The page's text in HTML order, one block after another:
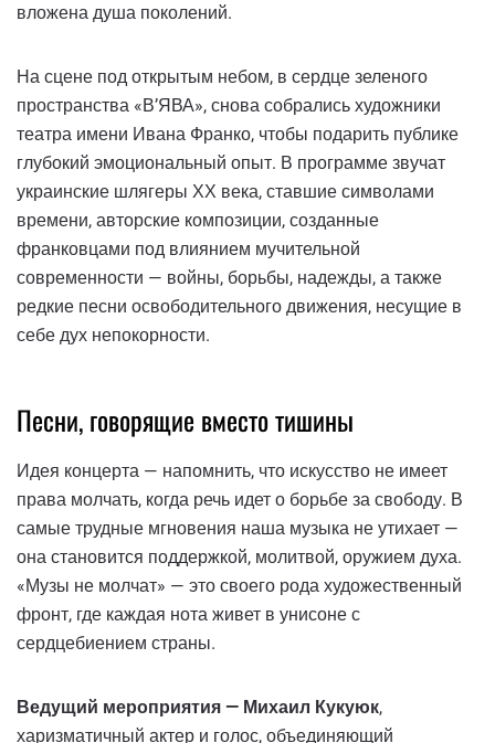
вложена душа поколений.
На сцене под открытым небом, в сердце зеленого
пространства «В’ЯВА», снова собрались художники
театра имени Ивана Франко, чтобы подарить публике
глубокий эмоциональный опыт. В программе звучат
украинские шлягеры ХХ века, ставшие символами
времени, авторские композиции, созданные
франковцами под влиянием мучительной
современности — войны, борьбы, надежды, а также
редкие песни освободительного движения, несущие в
себе дух непокорности.
Песни, говорящие вместо тишины
Идея концерта — напомнить, что искусство не имеет
права молчать, когда речь идет о борьбе за свободу. В
самые трудные мгновения наша музыка не утихает —
она становится поддержкой, молитвой, оружием духа.
«Музы не молчат» — это своего рода художественный
фронт, где каждая нота живет в унисоне с
сердцебиением страны.
Ведущий мероприятия — Михаил Кукуюк,
харизматичный актер и голос, объединяющий